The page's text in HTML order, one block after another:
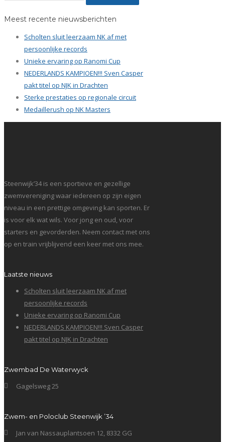
Meest recente nieuwsberichten
Scholten sluit leerzaam NK af met
persoonlijke records
Unieke ervaring op Ranomi Cup
NEDERLANDS KAMPIOEN!!! Sven Casper
pakt titel op NJK in Drachten
Sterke prestaties op regionale circuit
Medaillerush op NK Masters
Steenwijk’34 is een sportieve en gezellige
zwemvereniging waar iedereen op zijn eigen
niveau in een prettige omgeving kan sporten. Er
is voor elk wat wils. Voor jong en oud, voor
starters en gevorderden. Neem contact met ons
op en train vrijblijvend een keer met ons mee.
Laatste nieuws
Scholten sluit leerzaam NK af met
persoonlijke records
Unieke ervaring op Ranomi Cup
NEDERLANDS KAMPIOEN!!! Sven Casper
pakt titel op NJK in Drachten
Zwembad De Waterwyck
Gagelsweg 25
Zwem- en Poloclub Steenwijk ’34
Jan van Nassauplantsoen 12, 8332 GG